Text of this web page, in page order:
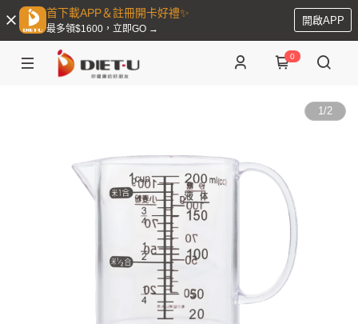
首下載APP＆註冊開卡好禮✨
最多領$1600，立即GO →
開啟APP
0
1/2